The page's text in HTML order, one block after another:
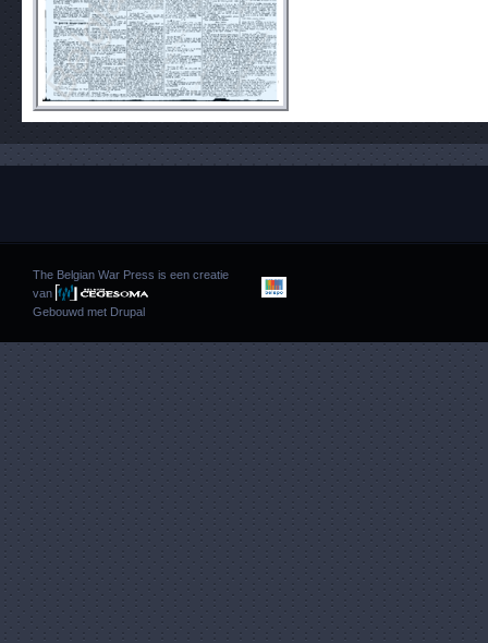
The Belgian War Press is een creatie
van
Gebouwd met Drupal